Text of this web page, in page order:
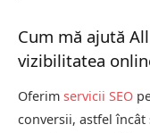
Cum mă ajută
vizibilitatea
Oferim servicii SEO
conversii, astfel